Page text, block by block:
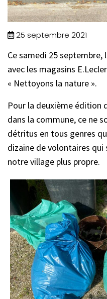
25 septembre 2021
Ce samedi 25
avec les magasins
« Nettoyons la nature ».
Pour la deuxième édition
dans la commune, ce ne
détritus en tous genres
dizaine de volontaires
notre village plus propre.